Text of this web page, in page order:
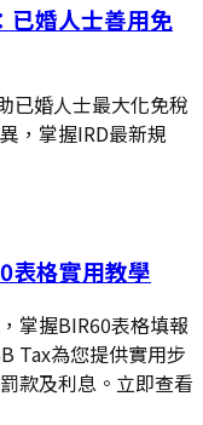
已婚人士善用免
已婚人士最大化免稅
，掌握IRD最新規
表格實用教學
掌握BIR60表格填報
Tax為您提供實用步
款及利息。立即查看